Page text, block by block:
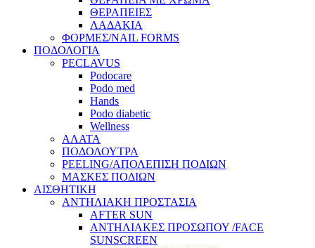
ΘΕΡΑΠΕΙΕΣ
ΛΑΔΑΚΙΑ
ΦΟΡΜΕΣ/NAIL FORMS
ΠΟΔΟΛΟΓΙΑ
PECLAVUS
Podocare
Podo med
Hands
Podo diabetic
Wellness
ΑΛΑΤΑ
ΠΟΔΟΛΟΥΤΡΑ
PEELING/ΑΠΟΛΕΠΙΣΗ ΠΟΔΙΩΝ
ΜΑΣΚΕΣ ΠΟΔΙΩΝ
ΑΙΣΘΗΤΙΚΗ
ΑΝΤΗΛΙΑΚΗ ΠΡΟΣΤΑΣΙΑ
AFTER SUN
ΑΝΤΗΛΙΑΚΕΣ ΠΡΟΣΩΠΟΥ /FACE
SUNSCREEN